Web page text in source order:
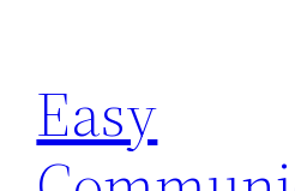
contenu
Easy